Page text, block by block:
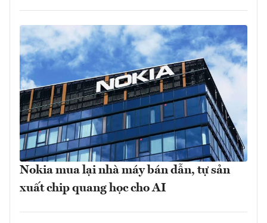
Nokia mua lại nhà máy bán dẫn, tự sản
xuất chip quang học cho AI